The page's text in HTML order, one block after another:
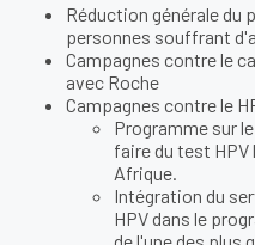
Réduction générale du
personnes souffrant
Campagnes contre le
avec Roche
Campagnes contre le
Programme sur
faire du test HPV
Afrique.
Intégration du
HPV dans le
de l'une des plus